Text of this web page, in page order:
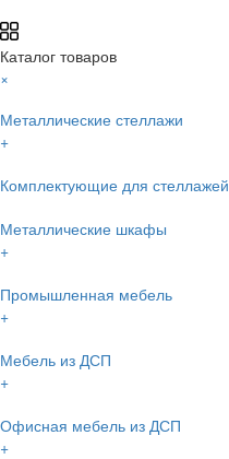
Каталог товаров
×
Металлические стеллажи
+
Комплектующие для стеллажей
Металлические шкафы
+
Промышленная мебель
+
Мебель из ДСП
+
Офисная мебель из ДСП
+